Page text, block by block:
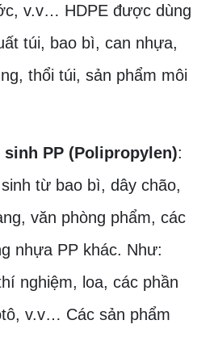
v.v… HDPE được dùng
túi, bao bì, can nhựa,
thổi túi, sản phẩm môi
sinh PP (Polipropylen):
từ bao bì, dây chão,
văn phòng phẩm, các
nhựa PP khác. Như:
nghiệm, loa, các phần
v.v… Các sản phẩm